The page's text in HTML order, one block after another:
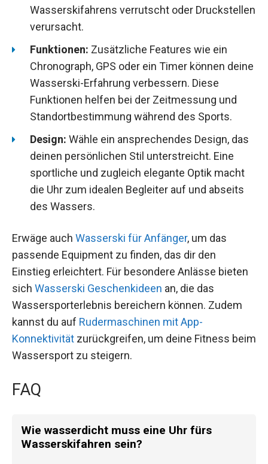
Wasserskifahrens verrutscht oder Druckstellen
verursacht.
Funktionen: Zusätzliche Features wie ein
Chronograph, GPS oder ein Timer können deine
Wasserski-Erfahrung verbessern. Diese
Funktionen helfen bei der Zeitmessung und
Standortbestimmung während des Sports.
Design: Wähle ein ansprechendes Design, das
deinen persönlichen Stil unterstreicht. Eine
sportliche und zugleich elegante Optik macht
die Uhr zum idealen Begleiter auf und abseits
des Wassers.
Erwäge auch Wasserski für Anfänger, um das
passende Equipment zu finden, das dir den
Einstieg erleichtert. Für besondere Anlässe bieten
sich Wasserski Geschenkideen an, die das
Wassersporterlebnis bereichern können. Zudem
kannst du auf Rudermaschinen mit App-
Konnektivität zurückgreifen, um deine Fitness beim
Wassersport zu steigern.
FAQ
Wie wasserdicht muss eine Uhr fürs
Wasserskifahren sein?